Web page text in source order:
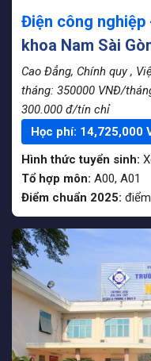
Điện công nghiệp
khoa Nam Sài
Cao Đẳng, Chính quy ,
tháng: 350000 VNĐ/
300.000 đ/tín chỉ
Học phí: 14,725,000
Hình thức tuyển sinh:
Tổ hợp môn: A00, A01
Điểm chuẩn 2025: điểm